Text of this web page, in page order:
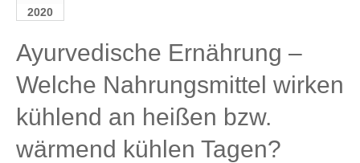
2020
Ayurvedische Ernährung –
Welche Nahrungsmittel wirken
kühlend an heißen bzw.
wärmend kühlen Tagen?